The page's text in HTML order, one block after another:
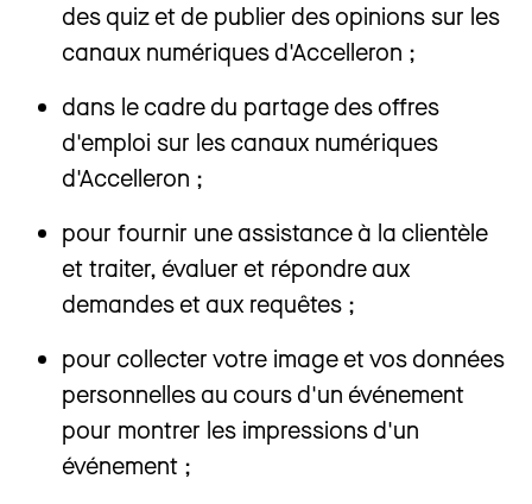
des quiz et de publier des opinions sur les
canaux numériques d'Accelleron ;
dans le cadre du partage des offres
d'emploi sur les canaux numériques
d'Accelleron ;
pour fournir une assistance à la clientèle
et traiter, évaluer et répondre aux
demandes et aux requêtes ;
pour collecter votre image et vos données
personnelles au cours d'un événement
pour montrer les impressions d'un
événement ;